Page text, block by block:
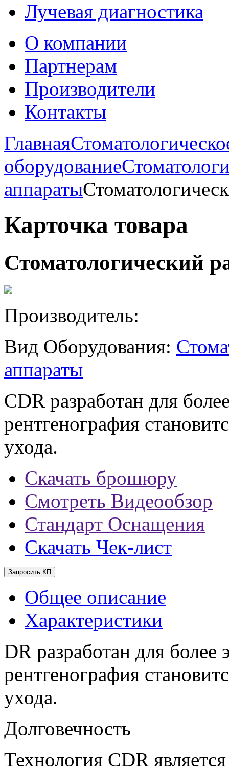
Лучевая диагностика
О компании
Партнерам
Производители
Контакты
Главная
оборудование
аппараты
Карточка товара
Стоматологический
Производитель:
Вид Оборудования:
аппараты
CDR разработан для
рентгенография
ухода.
Скачать брошюру
Смотреть Видеообзор
Стандарт Оснащения
Скачать Чек-лист
Запросить КП
Общее описание
Характеристики
DR разработан для
рентгенография
ухода.
Долговечность
Технология CDR